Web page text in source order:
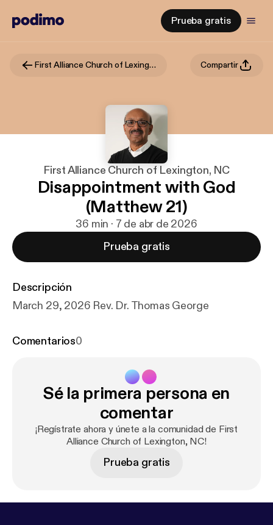
Prueba gratis
First Alliance Church of Lexington, NC Compartir
First Alliance Church of Lexington, NC
Disappointment with God
(Matthew 21)
36 min · 7 de abr de 2026
Prueba gratis
Descripción
March 29, 2026 Rev. Dr. Thomas George
Comentarios0
Sé la primera persona en
comentar
¡Regístrate ahora y únete a la comunidad de First
Alliance Church of Lexington, NC!
Prueba gratis